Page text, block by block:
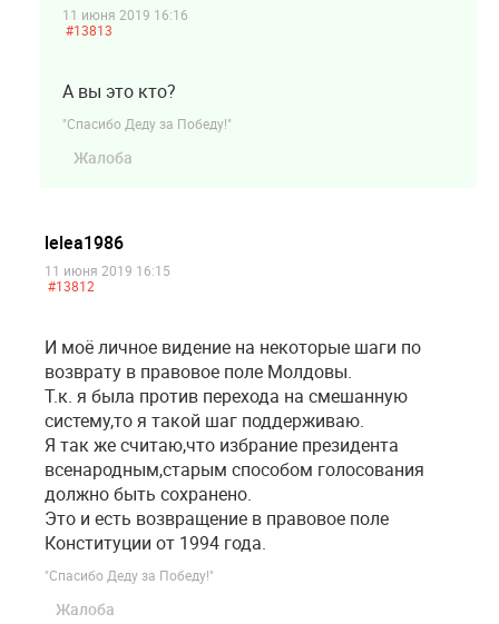
11 июня 2019 16:16
#13813
А вы это кто?
"Спасибо Деду за Победу!"
Жалоба
lelea1986
11 июня 2019 16:15
#13812
И моё личное видение на некоторые шаги по
возврату в правовое поле Молдовы.
Т.к. я была против перехода на смешанную
систему,то я такой шаг поддерживаю.
Я так же считаю,что избрание президента
всенародным,старым способом голосования
должно быть сохранено.
Это и есть возвращение в правовое поле
Конституции от 1994 года.
"Спасибо Деду за Победу!"
Жалоба